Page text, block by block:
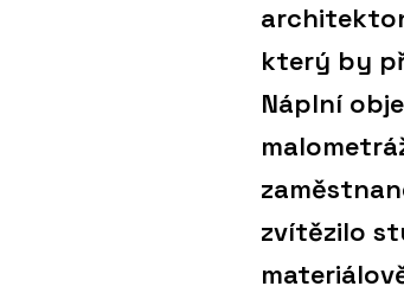
který by
Náplní
zvítězilo